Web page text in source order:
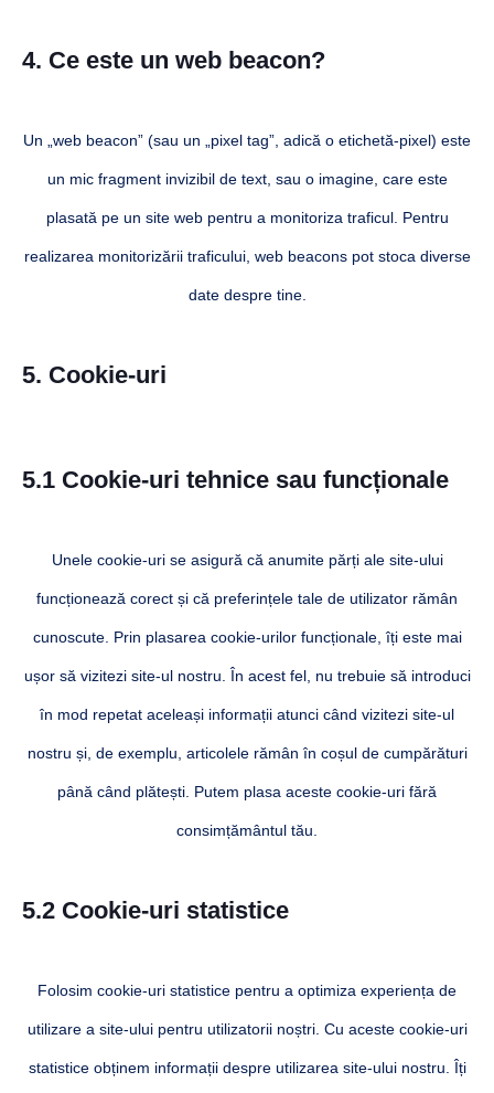
4. Ce este un web beacon?
Un „web beacon” (sau un „pixel tag”, adică o etichetă-pixel) este
un mic fragment invizibil de text, sau o imagine, care este
plasată pe un site web pentru a monitoriza traficul. Pentru
realizarea monitorizării traficului, web beacons pot stoca diverse
date despre tine.
5. Cookie-uri
5.1 Cookie-uri tehnice sau funcționale
Unele cookie-uri se asigură că anumite părți ale site-ului
funcționează corect și că preferințele tale de utilizator rămân
cunoscute. Prin plasarea cookie-urilor funcționale, îți este mai
ușor să vizitezi site-ul nostru. În acest fel, nu trebuie să introduci
în mod repetat aceleași informații atunci când vizitezi site-ul
nostru și, de exemplu, articolele rămân în coșul de cumpărături
până când plătești. Putem plasa aceste cookie-uri fără
consimțământul tău.
5.2 Cookie-uri statistice
Folosim cookie-uri statistice pentru a optimiza experiența de
utilizare a site-ului pentru utilizatorii noștri. Cu aceste cookie-uri
statistice obținem informații despre utilizarea site-ului nostru. Îți